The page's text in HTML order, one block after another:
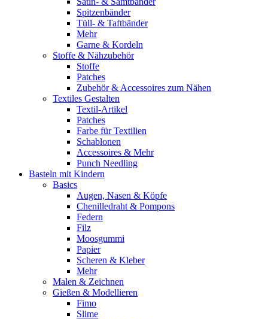
Spitzenbänder
Tüll- & Taftbänder
Mehr
Garne & Kordeln
Stoffe & Nähzubehör
Stoffe
Patches
Zubehör & Accessoires zum Nähen
Textiles Gestalten
Textil-Artikel
Patches
Farbe für Textilien
Schablonen
Accessoires & Mehr
Punch Needling
Basteln mit Kindern
Basics
Augen, Nasen & Köpfe
Chenilledraht & Pompons
Federn
Filz
Moosgummi
Papier
Scheren & Kleber
Mehr
Malen & Zeichnen
Gießen & Modellieren
Fimo
Slime